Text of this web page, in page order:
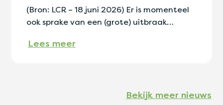
(Bron: LCR – 18 juni 2026) Er is momenteel
ook sprake van een (grote) uitbraak…
Lees meer
Bekijk meer nieuws